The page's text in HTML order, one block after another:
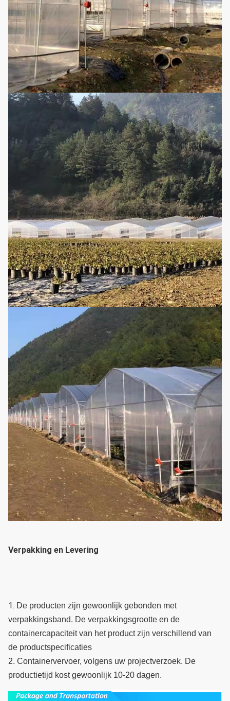
Verpakking en Levering
1. De producten zijn gewoonlijk gebonden met
verpakkingsband. De verpakkingsgrootte en de
containercapaciteit van het product zijn verschillend van
de productspecificaties
2. Containervervoer, volgens uw projectverzoek. De
productietijd kost gewoonlijk 10-20 dagen.